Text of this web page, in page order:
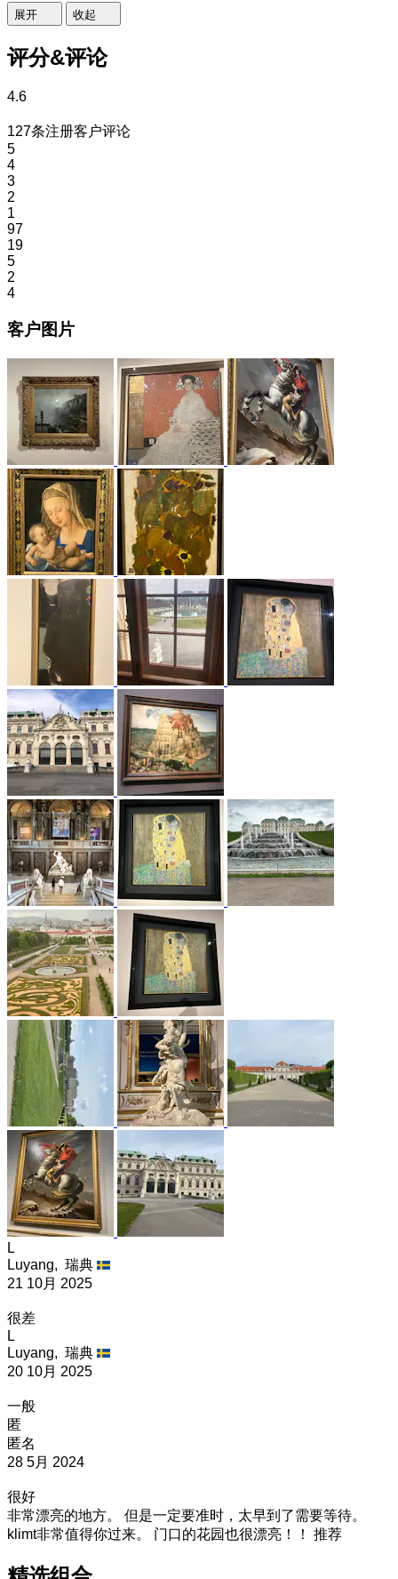
展开 收起
评分&评论
4.6
127条注册客户评论
5
4
3
2
1
97
19
5
2
4
客户图片
L
Luyang, 瑞典
21 10月 2025
很差
L
Luyang, 瑞典
20 10月 2025
一般
匿
匿名
28 5月 2024
很好
非常漂亮的地方。 但是一定要准时，太早到了需要等待。
klimt非常值得你过来。 门口的花园也很漂亮！！ 推荐